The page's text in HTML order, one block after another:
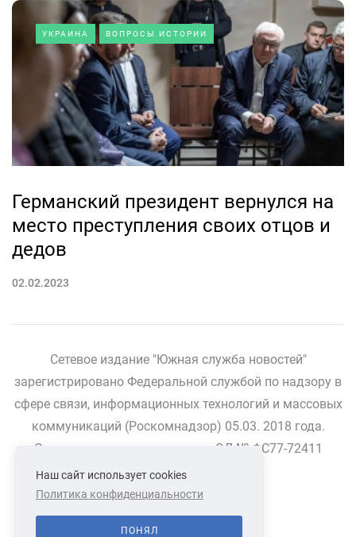
УКРАИНА ВОПРОСЫ ИСТОРИИ
Германский президент вернулся на
место преступления своих отцов и
дедов
02.02.2023
Сетевое издание "Южная служба новостей"
зарегистрировано Федеральной службой по надзору в
сфере связи, информационных технологий и массовых
коммуникаций (Роскомнадзор) 05.03. 2018 года.
Свидетельство о регистрации ЭЛ № ФС77-72411
СВЯЗАТЬСЯ С НАМИ
Наш сайт использует cookies
Политика конфиденциальности
ПОНЯЛ